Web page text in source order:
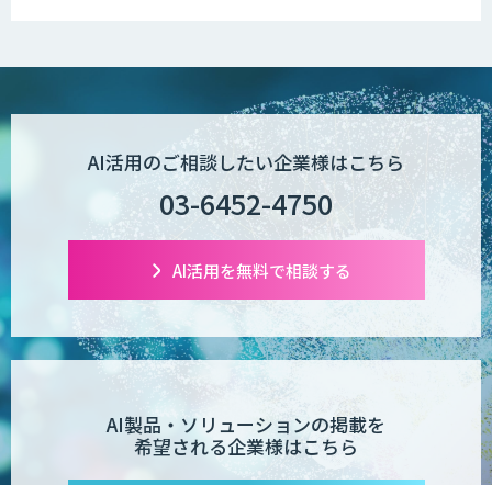
AI活用のご相談したい企業様はこちら
03-6452-4750
AI活用を無料で相談する
AI製品・ソリューションの掲載を
希望される企業様はこちら